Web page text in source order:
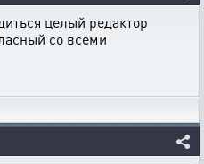
целый редактор
со всеми